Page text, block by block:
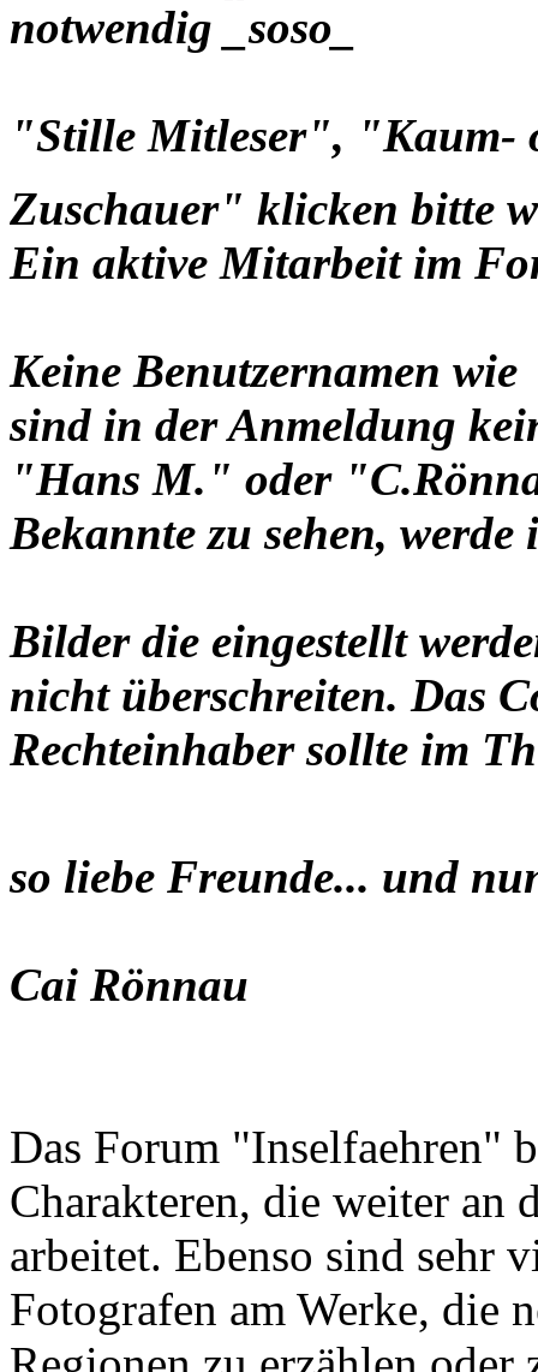
notwendig
"Stille Mitleser", "Kaum-
Zuschauer" klicken bitte
Ein aktive Mitarbeit im
Keine Benutzernamen
sind in der Anmeldung
"Hans M." oder
Bekannte zu sehen,
Bilder die eingestellt
nicht überschreiten. Das
Rechteinhaber sollte im
so liebe Freunde... und
Cai Rönnau
Das Forum "Inselfaehren"
Charakteren, die weiter an
arbeitet. Ebenso sind sehr
Fotografen am Werke, die